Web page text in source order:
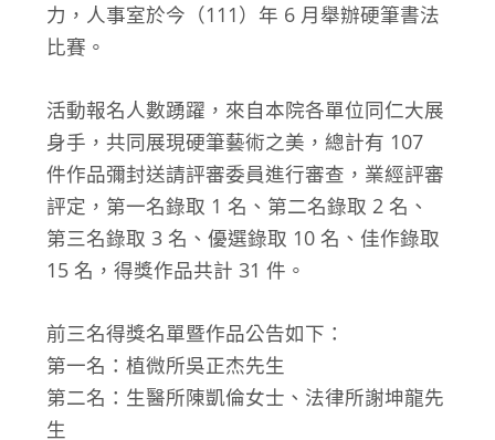
力，人事室於今（111）年 6 月舉辦硬筆書法
比賽。
活動報名人數踴躍，來自本院各單位同仁大展
身手，共同展現硬筆藝術之美，總計有 107
件作品彌封送請評審委員進行審查，業經評審
評定，第一名錄取 1 名、第二名錄取 2 名、
第三名錄取 3 名、優選錄取 10 名、佳作錄取
15 名，得獎作品共計 31 件。
前三名得獎名單暨作品公告如下：
第一名：植微所吳正杰先生
第二名：生醫所陳凱倫女士、法律所謝坤龍先
生